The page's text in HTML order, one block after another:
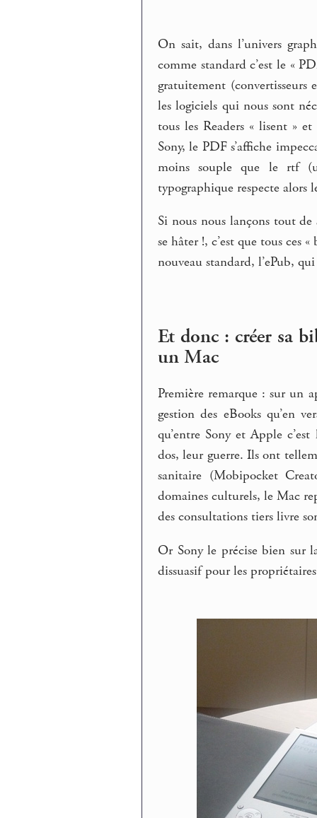
On sait, dans l’univers
comme standard c’est le «
gratuitement (convertisseurs
les logiciels qui nous sont
tous les Readers « lisent »
Sony, le PDF s’affiche
moins souple que le rtf
typographique respecte alors
Si nous nous lançons tout
se hâter !, c’est que tous ces
nouveau standard, l’ePub,
Et donc : créer sa
un Mac
Première remarque : sur un
gestion des eBooks qu’en
qu’entre Sony et Apple
dos, leur guerre. Ils ont
sanitaire (Mobipocket
domaines culturels, le Mac
des consultations tiers livre
Or Sony le précise bien sur
dissuasif pour les